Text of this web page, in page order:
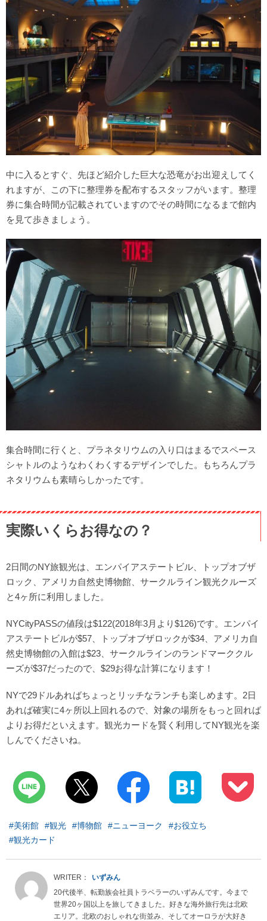
中に入るとすぐ、先ほど紹介した巨大な恐竜がお出迎えしてく
れますが、この下に整理券を配布するスタッフがいます。整理
券に集合時間が記載されていますのでその時間になるまで館内
を見て歩きましょう。
集合時間に行くと、プラネタリウムの入り口はまるでスペース
シャトルのようなわくわくするデザインでした。もちろんプラ
ネタリウムも素晴らしかったです。
実際いくらお得なの？
2日間のNY旅観光は、エンパイアステートビル、トップオブザ
ロック、アメリカ自然史博物館、サークルライン観光クルーズ
と4ヶ所に利用しました。
NYCityPASSの値段は$122(2018年3月より$126)です。エンパイ
アステートビルが$57、トップオブザロックが$34、アメリカ自
然史博物館の入館は$23、サークルラインのランドマーククル
ーズが$37だったので、$29お得な計算になります！
NYで29ドルあればちょっとリッチなランチも楽しめます。2日
あれば確実に4ヶ所以上回れるので、対象の場所をもっと回れば
よりお得だといえます。観光カードを賢く利用してNY観光を楽
しんでくださいね。
#美術館 #観光 #博物館 #ニューヨーク
#お役立ち
#観光カード
いずみん
20代後半、転勤族会社員トラベラーのいずみんです。今まで
世界20ヶ国以上を旅してきました。好きな海外旅行先は北欧
エリア。北欧のおしゃれな街並み、そしてオーロラが大好き